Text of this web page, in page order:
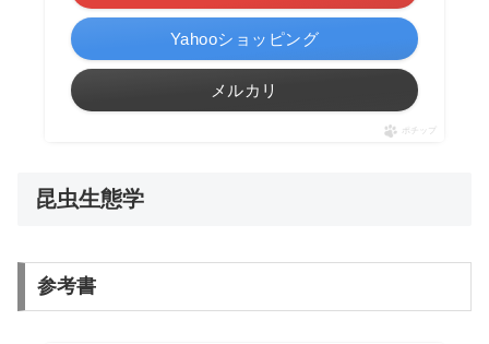
Yahooショッピング
メルカリ
ポチップ
昆虫生態学
参考書